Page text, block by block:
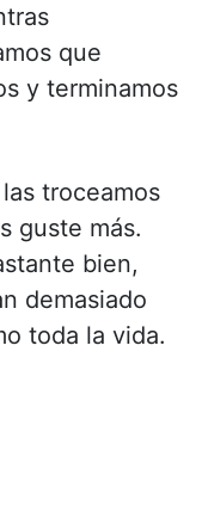
que
y terminamos
troceamos
guste más.
bien,
demasiado
toda la vida.